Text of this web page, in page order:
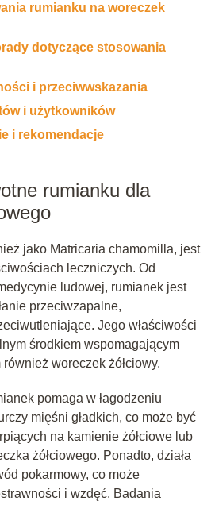
rumianku na woreczek
dotyczące stosowania
i przeciwwskazania
i użytkowników
i rekomendacje
rumianku dla
jako Matricaria chamomilla, jest
leczniczych. Od
ludowej, rumianek jest
przeciwzapalne,
Jego właściwości
środkiem wspomagającym
również woreczek żółciowy.
pomaga w łagodzeniu
mięśni gładkich, co może być
na kamienie żółciowe lub
żółciowego. Ponadto, działa
pokarmowy, co może
i wzdęć. Badania